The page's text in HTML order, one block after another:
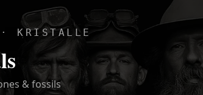
KRISTALLE
& fossils